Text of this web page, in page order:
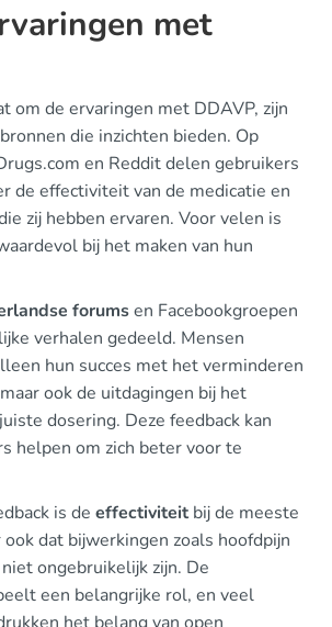
met
om de ervaringen met DDAVP, zijn
die inzichten bieden. Op
en Reddit delen gebruikers
de effectiviteit van de medicatie en
zij hebben ervaren. Voor velen is
bij het maken van hun
forumsen Facebookgroepen
verhalen gedeeld. Mensen
hun succes met het verminderen
ook de uitdagingen bij het
dosering. Deze feedback kan
helpen om zich beter voor te
is de effectiviteitbij de meeste
dat bijwerkingen zoals hoofdpijn
ongebruikelijk zijn. De
een belangrijke rol, en veel
het belang van open